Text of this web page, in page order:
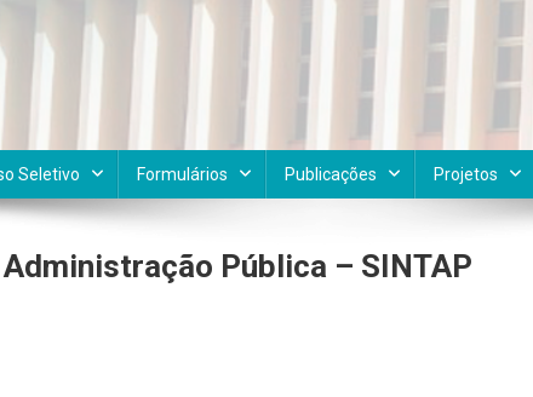
Seletivo Formulários Publicações Projetos
Pública – SINTAP